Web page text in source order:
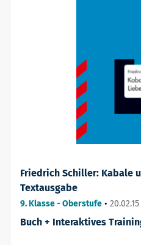
Friedrich Schiller: Kabale
Textausgabe
9. Klasse - Oberstufe • 20.02.15
Buch + Interaktives